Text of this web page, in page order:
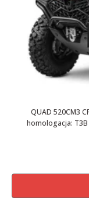
QUAD 520CM3
homologacja: T3B